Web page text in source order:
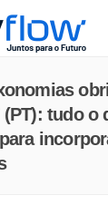
(PT): tudo o